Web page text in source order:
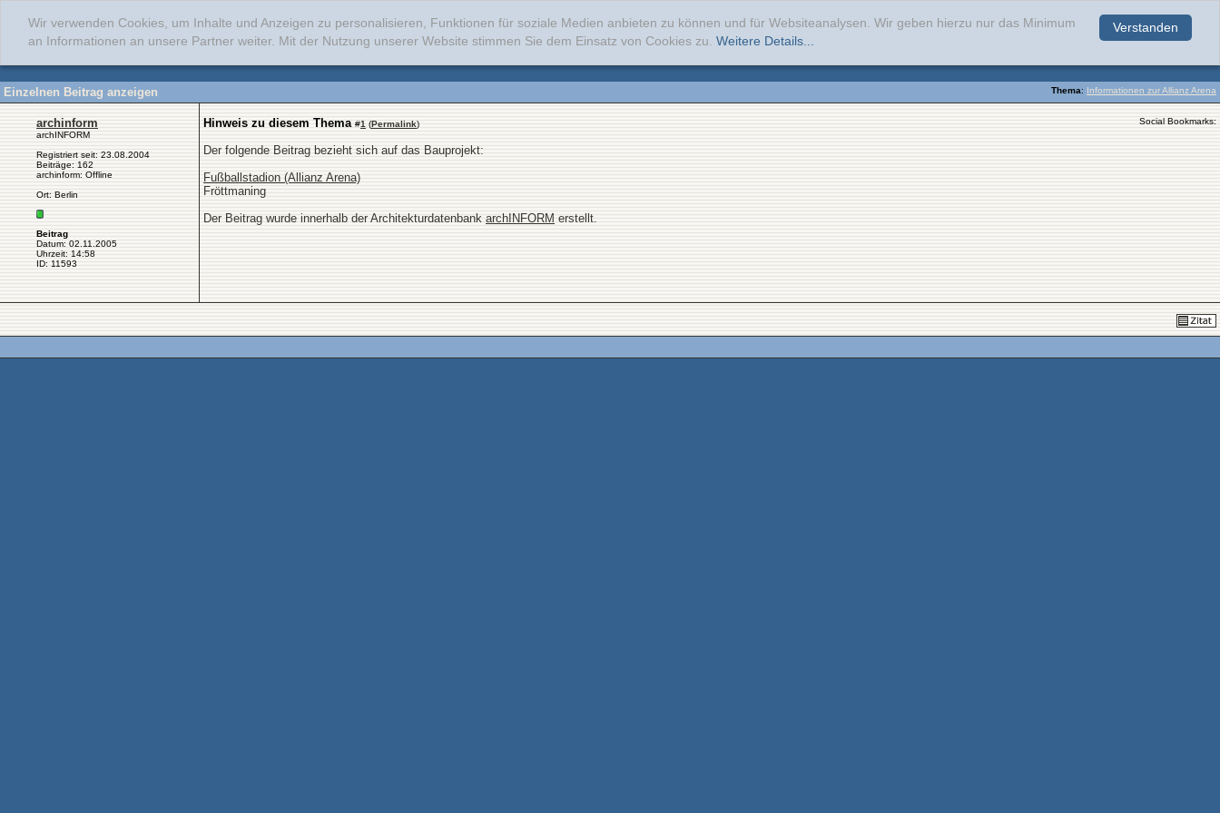
Verstanden
Wir verwenden Cookies, um Inhalte und Anzeigen zu personalisieren, Funktionen für soziale Medien anbieten zu können und für Websiteanalysen. Wir geben hierzu nur das Minimum
an Informationen an unsere Partner weiter. Mit der Nutzung unserer Website stimmen Sie dem Einsatz von Cookies zu. Weitere Details...
Thema: Informationen zur Allianz Arena
Einzelnen Beitrag anzeigen
archinform
archINFORM
Registriert seit: 23.08.2004
Beiträge: 162
archinform: Offline
Ort: Berlin
Beitrag
Datum: 02.11.2005
Uhrzeit: 14:58
ID: 11593
Hinweis zu diesem Thema #1 (Permalink) Social Bookmarks:
Der folgende Beitrag bezieht sich auf das Bauprojekt:
Fußballstadion (Allianz Arena)
Fröttmaning
Der Beitrag wurde innerhalb der Architekturdatenbank archINFORM erstellt.